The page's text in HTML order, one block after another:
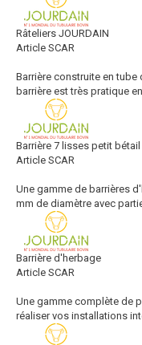
Râteliers JOURDAIN
Article SCAR
Barrière construite en tube
barrière est très pratique
Barrière 7 lisses petit bétail
Article SCAR
Une gamme de barrières
mm de diamètre avec
Barrière d'herbage
Article SCAR
Une gamme complète de
réaliser vos installations